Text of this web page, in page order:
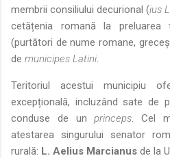
membrii consiliului decurional (ius
cetățenia romană la preluarea
(purtători de nume romane,
de municipes Latini.
Teritoriul acestui municipiu
excepțională, incluzând sate de
conduse de unprinceps. Cel
atestarea singurului senator
rurală: L. Aelius Marcianus de la